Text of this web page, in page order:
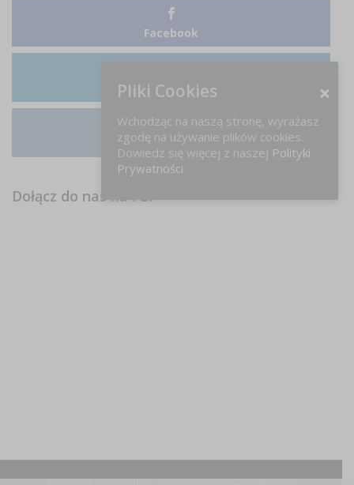
Facebook
LinkedIn
Instagram
Dołącz do nas na FB!
Pliki Cookies
Wchodząc na naszą stronę, wyrażasz
zgodę na używanie plików cookies.
Dowiedz się więcej z naszej Polityki
Prywatności